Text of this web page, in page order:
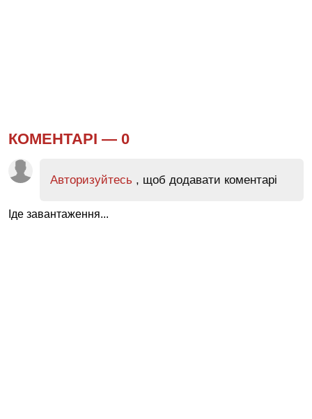
КОМЕНТАРІ — 0
Авторизуйтесь , щоб додавати коментарі
Іде завантаження...